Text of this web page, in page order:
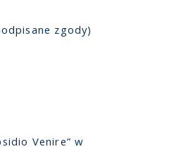
zgody)
Venire” w